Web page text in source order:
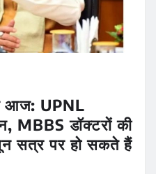
आज: UPNL
MBBS डॉक्टरों की
सत्र पर हो सकते हैं